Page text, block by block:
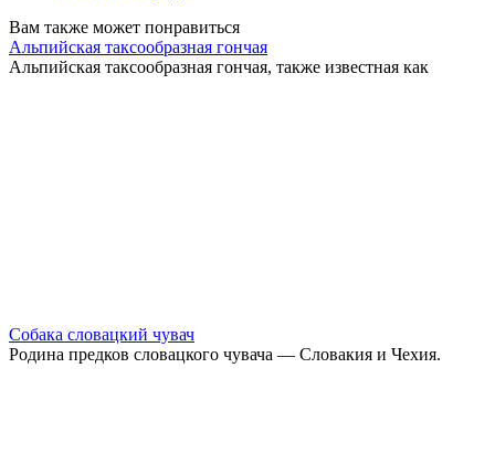
Вам также может понравиться
Альпийская таксообразная гончая
Альпийская таксообразная гончая, также известная как
Собака словацкий чувач
Родина предков словацкого чувача — Словакия и Чехия.